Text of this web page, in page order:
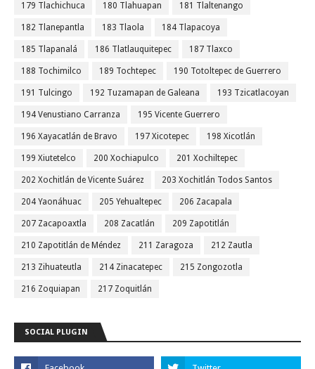
179 Tlachichuca 180 Tlahuapan 181 Tlaltenango
182 Tlanepantla 183 Tlaola 184 Tlapacoya
185 Tlapanalá 186 Tlatlauquitepec 187 Tlaxco
188 Tochimilco 189 Tochtepec 190 Totoltepec de Guerrero
191 Tulcingo 192 Tuzamapan de Galeana 193 Tzicatlacoyan
194 Venustiano Carranza 195 Vicente Guerrero
196 Xayacatlán de Bravo 197 Xicotepec 198 Xicotlán
199 Xiutetelco 200 Xochiapulco 201 Xochiltepec
202 Xochitlán de Vicente Suárez 203 Xochitlán Todos Santos
204 Yaonáhuac 205 Yehualtepec 206 Zacapala
207 Zacapoaxtla 208 Zacatlán 209 Zapotitlán
210 Zapotitlán de Méndez 211 Zaragoza 212 Zautla
213 Zihuateutla 214 Zinacatepec 215 Zongozotla
216 Zoquiapan 217 Zoquitlán
SOCIAL PLUGIN